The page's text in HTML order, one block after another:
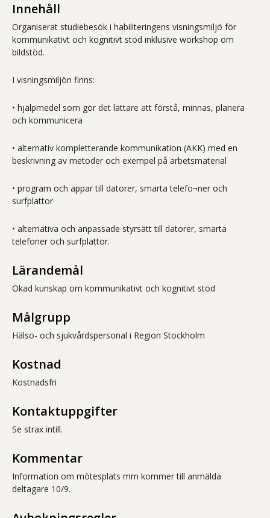
Innehåll
Organiserat studiebesök i habiliteringens visningsmiljö för
kommunikativt och kognitivt stöd inklusive workshop om
bildstöd.
I visningsmiljön finns:
• hjälpmedel som gör det lättare att förstå, minnas, planera
och kommunicera
• alternativ kompletterande kommunikation (AKK) med en
beskrivning av metoder och exempel på arbetsmaterial
• program och appar till datorer, smarta telefo¬ner och
surfplattor
• alternativa och anpassade styrsätt till datorer, smarta
telefoner och surfplattor.
Lärandemål
Ökad kunskap om kommunikativt och kognitivt stöd
Målgrupp
Hälso- och sjukvårdspersonal i Region Stockholm
Kostnad
Kostnadsfri
Kontaktuppgifter
Se strax intill.
Kommentar
Information om mötesplats mm kommer till anmälda
deltagare 10/9.